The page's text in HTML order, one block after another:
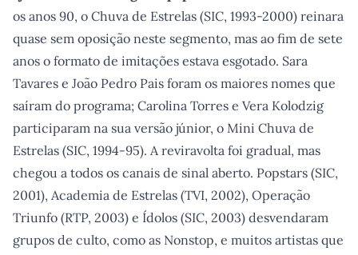
os anos 90, o Chuva de Estrelas (SIC, 1993-2000) reinara
quase sem oposição neste segmento, mas ao fim de sete
anos o formato de imitações estava esgotado. Sara
Tavares e João Pedro Pais foram os maiores nomes que
saíram do programa; Carolina Torres e Vera Kolodzig
participaram na sua versão júnior, o Mini Chuva de
Estrelas (SIC, 1994-95). A reviravolta foi gradual, mas
chegou a todos os canais de sinal aberto. Popstars (SIC,
2001), Academia de Estrelas (TVI, 2002), Operação
Triunfo (RTP, 2003) e Ídolos (SIC, 2003) desvendaram
grupos de culto, como as Nonstop, e muitos artistas que